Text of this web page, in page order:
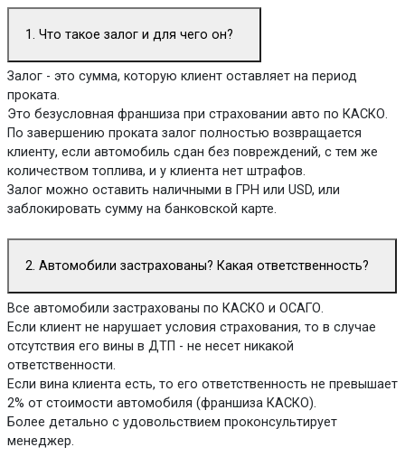
1. Что такое залог и для чего он?
Залог - это сумма, которую клиент оставляет на период
проката.
Это безусловная франшиза при страховании авто по КАСКО.
По завершению проката залог полностью возвращается
клиенту, если автомобиль сдан без повреждений, с тем же
количеством топлива, и у клиента нет штрафов.
Залог можно оставить наличными в ГРН или USD, или
заблокировать сумму на банковской карте.
2. Автомобили застрахованы? Какая ответственность?
Все автомобили застрахованы по КАСКО и ОСАГО.
Если клиент не нарушает условия страхования, то в случае
отсутствия его вины в ДТП - не несет никакой
ответственности.
Если вина клиента есть, то его ответственность не превышает
2% от стоимости автомобиля (франшиза КАСКО).
Более детально с удовольствием проконсультирует
менеджер.